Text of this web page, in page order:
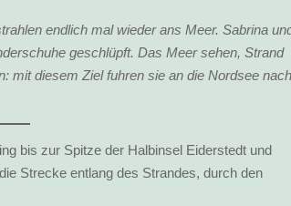
endlich mal wieder ans Meer. Sabrina
geschlüpft. Das Meer sehen, Strand
mit diesem Ziel fuhren sie an die Nordsee nach
bis zur Spitze der Halbinsel Eiderstedt und
Strecke entlang des Strandes, durch den